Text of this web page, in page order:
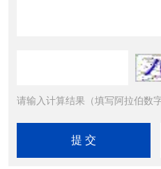
请输入计算结果（填写阿拉伯数